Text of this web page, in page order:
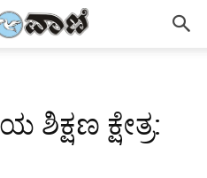
ಶಿಕ್ಷಣ ಕ್ಷೇತ್ರ: